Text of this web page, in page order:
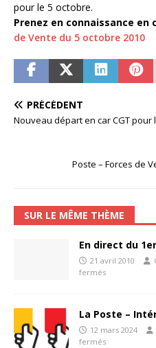
pour le 5 octobre.
Prenez en connaissance en
de Vente du 5 octobre 2010
PRÉCÉDENT
Nouveau départ en car CGT pour
Poste – Forces de
SUR LE MÊME THÈME
En direct du
21 avril 2010
fermés
La Poste –
12 mars 2024
fermés